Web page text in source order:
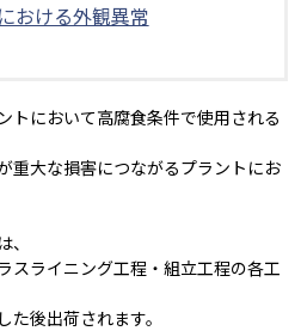
おける外観異常
トにおいて高腐食条件で使用される
重大な損害につながるプラントにお
スライニング工程・組立工程の各工
後出荷されます。